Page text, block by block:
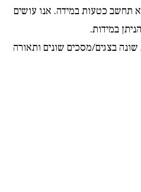
לא תחשב כטעות במידה. אנו עושים
במידות.
שונה בצגים/מסכים שונים ותאורה